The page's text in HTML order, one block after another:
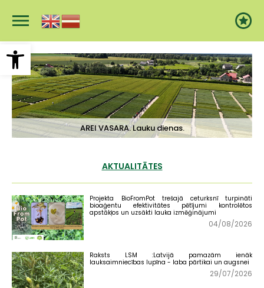
Open toolbar
galveno
AREI VASARA. Lauku dienas.
AKTUALITĀTES
Projekta BioFromPot trešajā ceturksnī turpināti
bioaģentu efektivitātes pētījumi kontrolētos
apstākļos un uzsākti lauka izmēģinājumi
04/08/2026
Raksts LSM :Latvijā pamazām ienāk
lauksaimniecības lupīna - laba pārtikai un augsnei
29/07/2026